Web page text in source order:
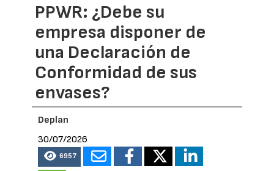
PPWR: ¿Debe su
empresa disponer de
una Declaración de
Conformidad de sus
envases?
Deplan
30/07/2026
6957